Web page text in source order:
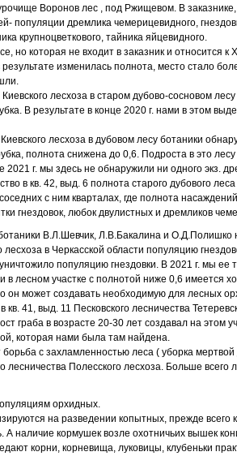
Воронов лес , под Ржищевом. В
популяции дремлика чемерицевидного,
крупноцветкового, тайника яйцевидного.
но которая не входит в заказник и относится к
изменилась полнота, место стало
лесхоза в старом дубово-сосновом
В результате в конце 2020 г. нами в этом
лесхоза в дубовом лесу ботаники
полнота снижена до 0,6. Подроста в это
г. мы здесь не обнаружили ни одного экз.
в кв. 42, выд. 6 полнота старого дубового
с ним кварталах, где полнота
гнездовок, любок двулистных и дремликов
В.Л.Шевчик, Л.В.Бакалина и
в Черкасской области популяцию
популяцию гнездовки. В 2021 г. мы ее
в лесном участке с полнотой ниже 0,6 имеется
он может создавать необходимую для лесных
41, выд. 11 Песковского лесничества
граба в возрасте 20-30 лет создавал на этом
которая нами была там найдена.
с захламленностью леса ( уборка
лесничества Полесского лесхоза. Больше всего
орхидных.
на разведении копытных, прежде всего
наличие кормушек возле охотничьих вышек
корни, корневища, луковицы, клубеньки